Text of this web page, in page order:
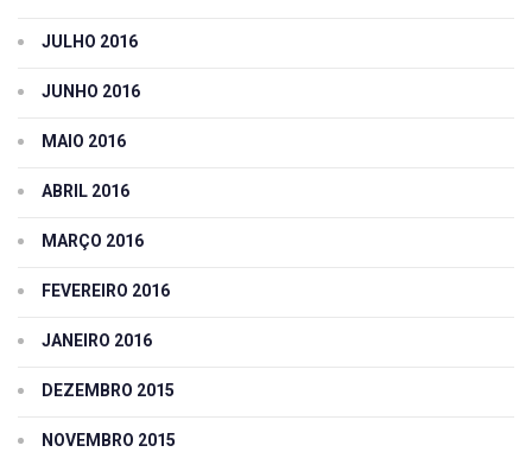
JULHO 2016
JUNHO 2016
MAIO 2016
ABRIL 2016
MARÇO 2016
FEVEREIRO 2016
JANEIRO 2016
DEZEMBRO 2015
NOVEMBRO 2015